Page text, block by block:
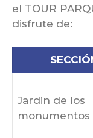
el TOUR
disfrute de:
Jardin de los
monumentos